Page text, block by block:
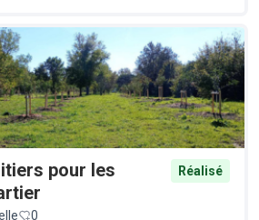
pour les
Réalisé
0